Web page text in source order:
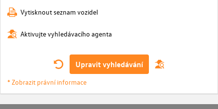
Vytisknout seznam vozidel
Aktivujte vyhledávacího agenta
Upravit vyhledávání
* Zobrazit právní informace